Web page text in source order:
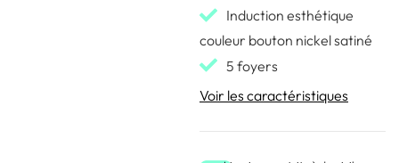
Induction esthétique
couleur bouton nickel satiné
5 foyers
Voir les caractéristiques